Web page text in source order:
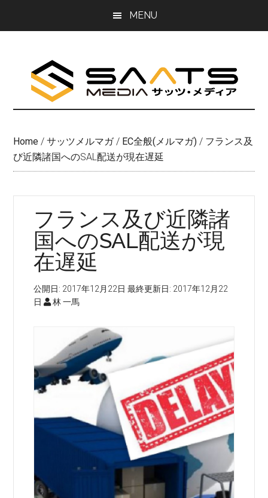
MENU
Home / サッツメルマガ / EC全般(メルマガ) / フランス及
び近隣諸国へのSAL配送が現在遅延
フランス及び近隣諸
国へのSAL配送が現
在遅延
公開日: 2017年12月22日 最終更新日: 2017年12月22
日
林 一馬